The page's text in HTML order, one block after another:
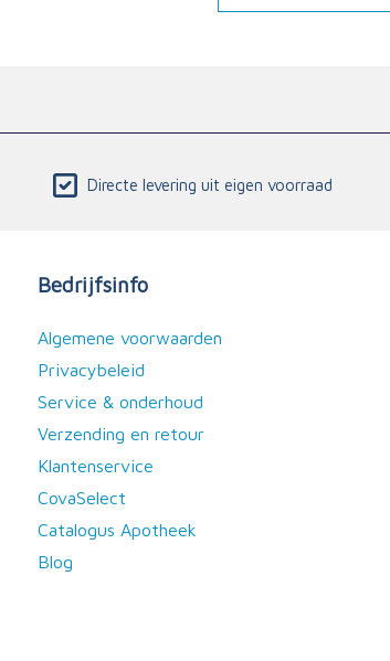
Directe levering uit eigen voorraad
Bedrijfsinfo
Algemene voorwaarden
Privacybeleid
Service & onderhoud
Verzending en retour
Klantenservice
CovaSelect
Catalogus Apotheek
Blog